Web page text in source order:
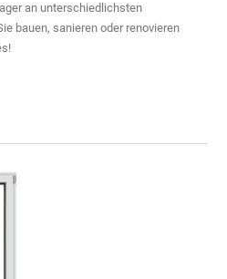
an unterschiedlichsten
bauen, sanieren oder renovieren